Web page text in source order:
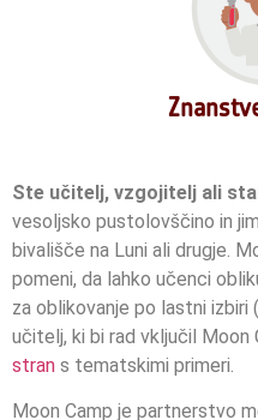
Ste učitelj, vzgojitelj ali
vesoljsko pustolovščino in
bivališče na Luni ali drugje.
pomeni, da lahko učenci
za oblikovanje po lastni
učitelj, ki bi rad vključil Moon
stran s tematskimi primeri.
Moon Camp je partnerstvo